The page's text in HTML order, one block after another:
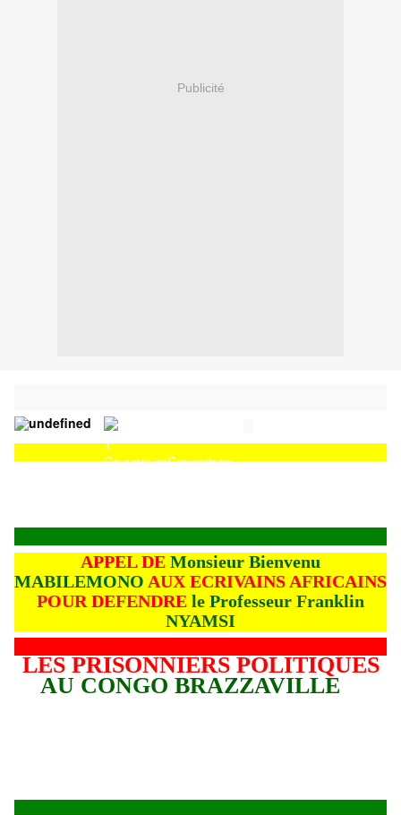
Publicité
CouvertureCouverture
APPEL DE Monsieur Bienvenu
MABILEMONO AUX ECRIVAINS AFRICAINS
POUR DEFENDRE le Professeur Franklin
NYAMSI
LES PRISONNIERS POLITIQUES
AU CONGO BRAZZAVILLE